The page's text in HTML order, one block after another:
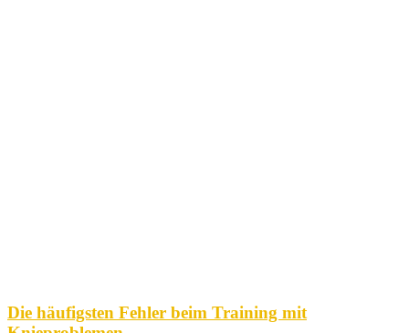
Die häufigsten Fehler beim Training mit